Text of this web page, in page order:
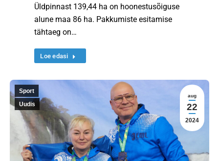
Üldpinnast 139,44 ha on hoonestusõiguse
alune maa 86 ha. Pakkumiste esitamise
tähtaeg on…
Loe edasi
aug
22
2024
Sport
Uudis